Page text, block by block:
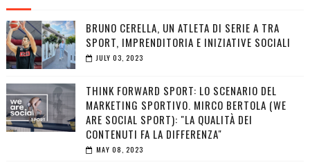
BRUNO CERELLA, UN ATLETA DI SERIE A TRA
SPORT, IMPRENDITORIA E INIZIATIVE SOCIALI
JULY 03, 2023
THINK FORWARD SPORT: LO SCENARIO DEL
MARKETING SPORTIVO. MIRCO BERTOLA (WE
ARE SOCIAL SPORT): "LA QUALITÀ DEI
CONTENUTI FA LA DIFFERENZA"
MAY 08, 2023